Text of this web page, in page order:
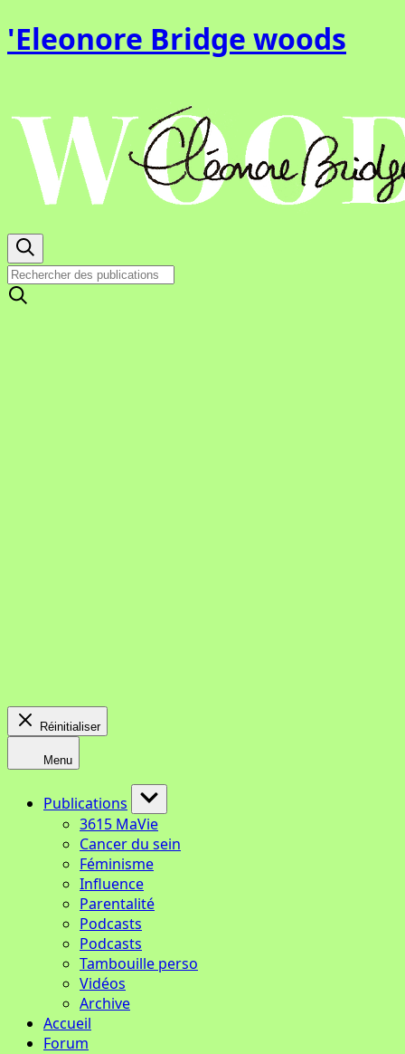
'Eleonore Bridge woods
Réinitialiser
Menu
Publications
3615 MaVie
Cancer du sein
Féminisme
Influence
Parentalité
Podcasts
Podcasts
Tambouille perso
Vidéos
Archive
Accueil
Forum